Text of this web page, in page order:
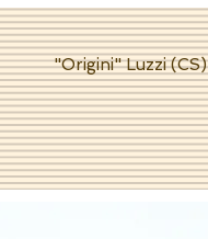
"Origini" Luzzi (CS)